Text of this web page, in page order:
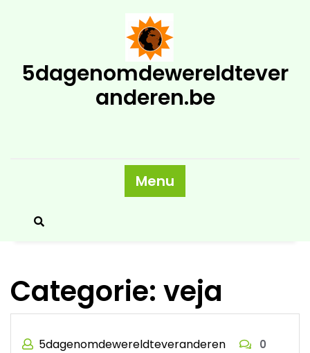
5dagenomdewereldtever
anderen.be
Menu
Categorie: veja
5dagenomdewereldteveranderen
0